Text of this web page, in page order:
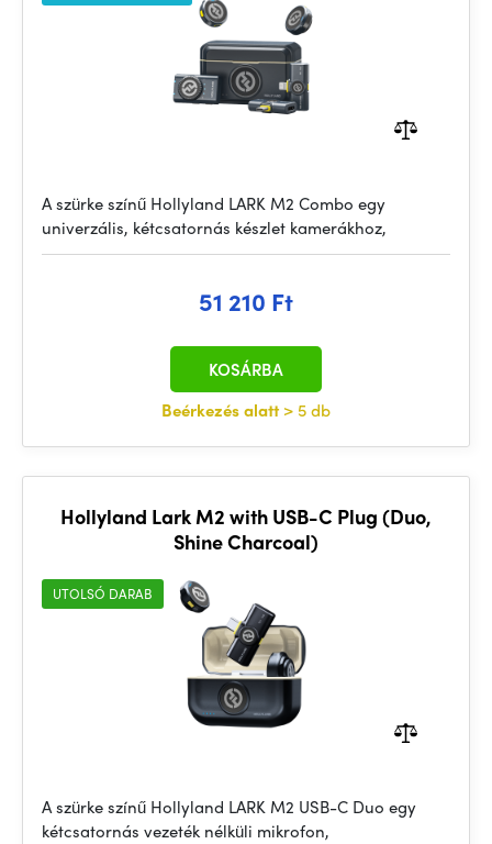
A szürke színű Hollyland LARK M2 Combo egy
univerzális, kétcsatornás készlet kamerákhoz,
51 210 Ft
Beérkezés alatt> 5 db
KOSÁRBA
Hollyland Lark M2 with USB-C Plug (Duo,
Shine Charcoal)
UTOLSÓ DARAB
A szürke színű Hollyland LARK M2 USB-C Duo egy
kétcsatornás vezeték nélküli mikrofon,